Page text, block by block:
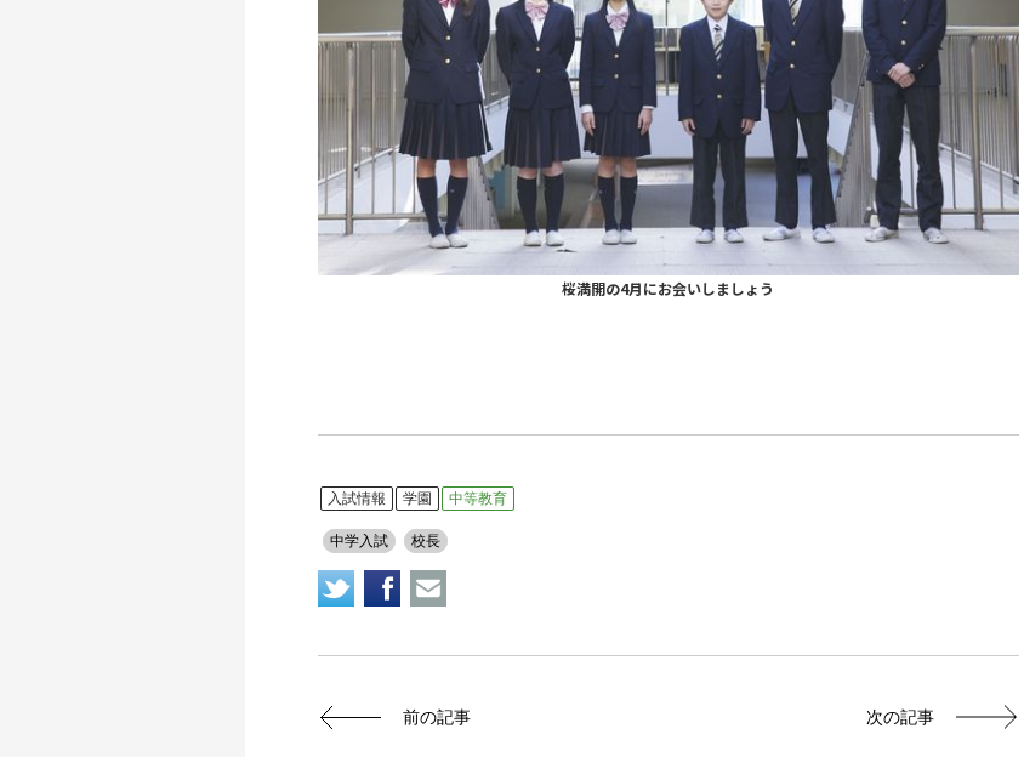
桜満開の4月にお会いしましょう
入試情報 学園 中等教育
中学入試 校長
前の記事 次の記事